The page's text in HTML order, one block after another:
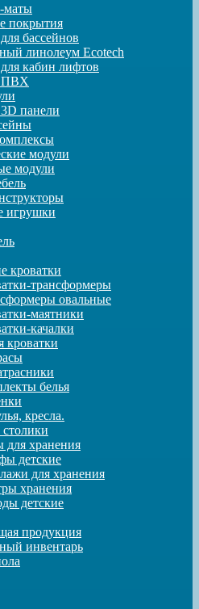
маты
покрытия
бассейнов
линолеум Ecotech
кабин лифтов
ПВХ
панели
модули
модули
игрушки
кроватки
трансформеры
овальные
маятники
качалки
кроватки
белья
кресла.
хранения
детские
для хранения
хранения
детские
продукция
инвентарь